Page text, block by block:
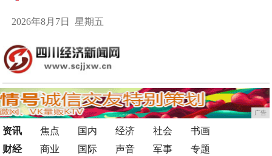
2026年8月7日 星期五
广告
资讯 焦点 国内 经济 社会
书画
财经
商业 国际 声音 军事
专题